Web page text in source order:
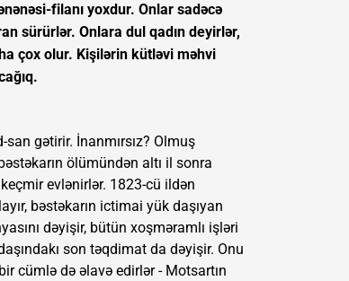
filanı yoxdur. Onlar sadəcə
sürürlər. Onlara dul qadın deyirlər,
çox olur. Kişilərin kütləvi məhvi
gətirir. İnanmırsız? Olmuş
ölümündən altı il sonra
evlənirlər. 1823-cü ildən
bəstəkarın ictimai yük daşıyan
dəyişir, bütün xoşməramlı işləri
son təqdimat da dəyişir. Onu
cümlə də əlavə edirlər - Motsartın